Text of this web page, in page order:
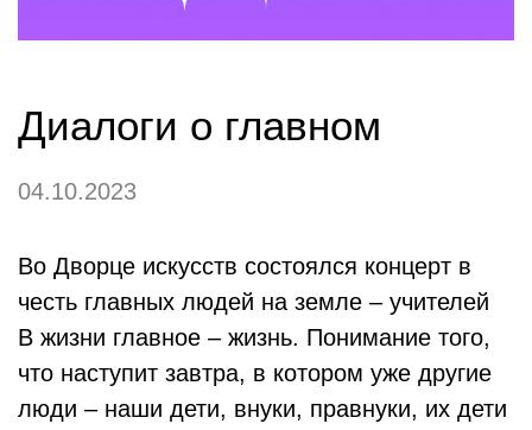
Диалоги о главном
04.10.2023
Во Дворце искусств состоялся концерт в
честь главных людей на земле – учителей
В жизни главное – жизнь. Понимание того,
что наступит завтра, в котором уже другие
люди – наши дети, внуки, правнуки, их дети